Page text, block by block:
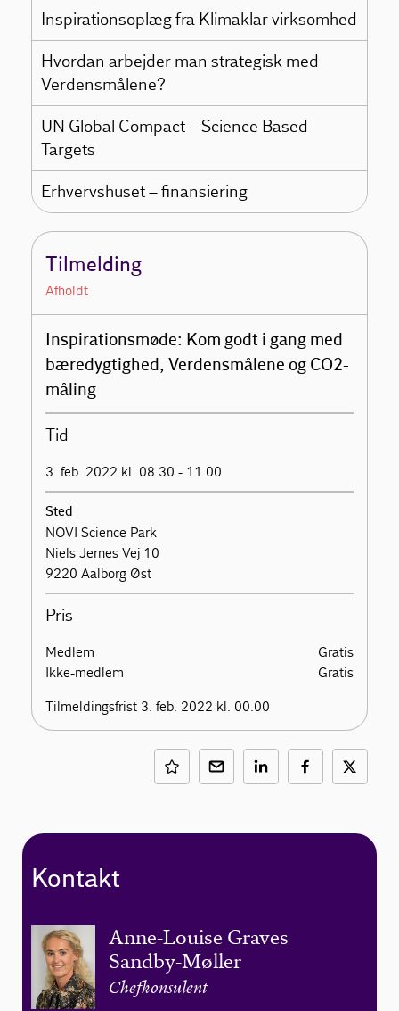
Inspirationsoplæg fra Klimaklar virksomhed
Hvordan arbejder man strategisk med
Verdensmålene?
UN Global Compact – Science Based
Targets
Erhvervshuset – finansiering
Tilmelding
Afholdt
Inspirationsmøde: Kom godt i gang med
bæredygtighed, Verdensmålene og CO2-
måling
Tid
3. feb. 2022 kl. 08.30 - 11.00
Sted
NOVI Science Park
Niels Jernes Vej 10
9220 Aalborg Øst
Pris
Medlem
Gratis
Ikke-medlem
Gratis
Tilmeldingsfrist 3. feb. 2022 kl. 00.00
Kontakt
Anne-Louise Graves
Sandby-Møller
Chefkonsulent